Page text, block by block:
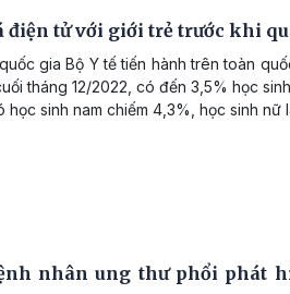
điện tử với giới trẻ trước khi
gia Bộ Y tế tiến hành trên toàn
tháng 12/2022, có đến 3,5% học
sinh nam chiếm 4,3%, học sinh nữ
nhân ung thư phổi phát